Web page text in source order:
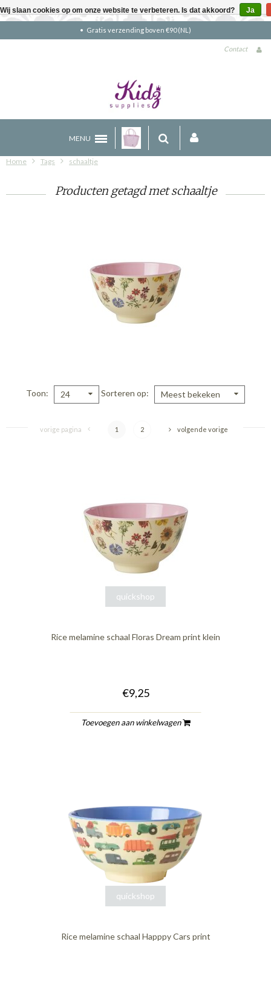
Gratis verzending boven €90 (NL)
Contact
MENU
Home Tags schaaltje
Producten getagd met schaaltje
Toon 24 Sorteren op Meest bekeken
vorige pagina 1 2 volgende vorige
quickshop
Rice melamine schaal Floras Dream print klein
€9,25
Toevoegen aan winkelwagen
quickshop
Rice melamine schaal Happpy Cars print
Wij slaan cookies op om onze website te verbeteren. Is dat akkoord? Ja